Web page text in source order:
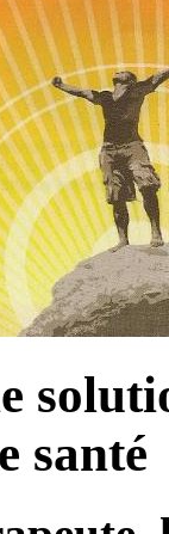
santé